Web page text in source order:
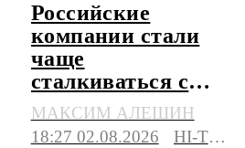
Российские
компании стали
чаще
сталкиваться с
многоэтапными
веб-атаками
МАКСИМ АЛЕШИН
18:27 02.08.2026
HI-TECH